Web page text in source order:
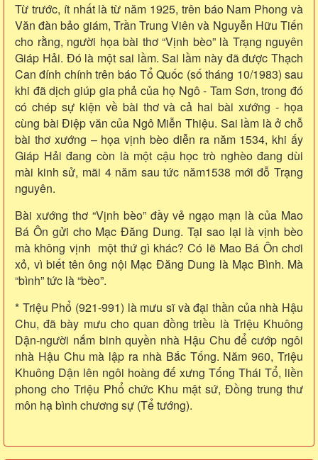
Từ trước, ít nhất là từ năm 1925, trên báo Nam Phong và
Văn đàn bảo giám, Trần Trung Viên và Nguyễn Hữu Tiến
cho rằng, người họa bài thơ “Vịnh bèo” là Trạng nguyên
Giáp Hải. Đó là một sai lầm. Sai lầm này đã được Thạch
Can đính chính trên báo Tổ Quốc (số tháng 10/1983) sau
khi đã dịch giúp gia phả của họ Ngô - Tam Sơn, trong đó
có chép sự kiện về bài thơ và cả hai bài xướng - họa
cùng bài Điệp văn của Ngô Miễn Thiệu. Sai lầm là ở chỗ
bài thơ xướng – họa vịnh bèo diễn ra năm 1534, khi ấy
Giáp Hải đang còn là một cậu học trò nghèo đang dùi
mài kinh sử, mãi 4 năm sau tức năm1538 mới đỗ Trạng
nguyên.
Bài xướng thơ “Vịnh bèo” đầy vẻ ngạo mạn là của Mao
Bá Ôn gửi cho Mạc Đăng Dung. Tại sao lại là vịnh bèo
mà không vịnh một thứ gì khác? Có lẽ Mao Bá Ôn chơi
xỏ, vì biết tên ông nội Mạc Đăng Dung là Mạc Bình. Mà
“bình” tức là “bèo”.
* Triệu Phổ (921-991) là mưu sĩ và đại thần của nhà Hậu
Chu, đã bày mưu cho quan đồng triều là Triệu Khuông
Dận-người nắm binh quyền nhà Hậu Chu để cướp ngôi
nhà Hậu Chu mà lập ra nhà Bắc Tống. Năm 960, Triệu
Khuông Dận lên ngôi hoàng đế xưng Tống Thái Tổ, liền
phong cho Triệu Phổ chức Khu mật sứ, Đồng trung thư
môn hạ bình chương sự (Tể tướng).